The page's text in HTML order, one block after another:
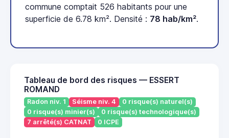
commune comptait 526 habitants pour une
superficie de 6.78 km². Densité : 78 hab/km².
Tableau de bord des risques — ESSERT
ROMAND
Radon niv. 1 Séisme niv. 4
0 risque(s) naturel(s)
0 risque(s) minier(s)
0 risque(s) technologique(s)
7 arrêté(s) CATNAT
0 ICPE